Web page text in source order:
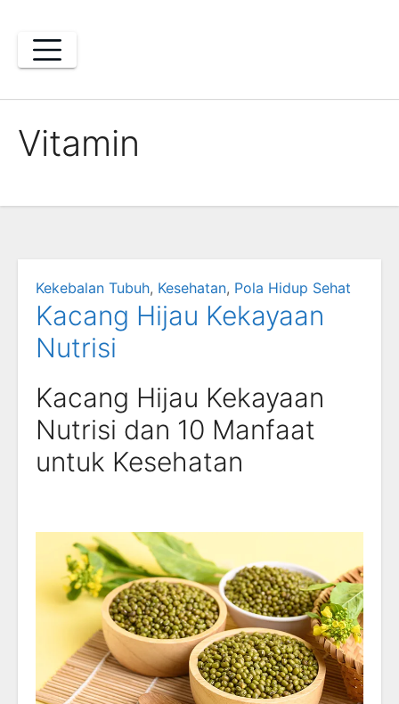
content
Vitamin
Kekebalan Tubuh, Kesehatan, Pola Hidup Sehat
Kacang Hijau Kekayaan
Nutrisi
Kacang Hijau Kekayaan
Nutrisi dan 10 Manfaat
untuk Kesehatan